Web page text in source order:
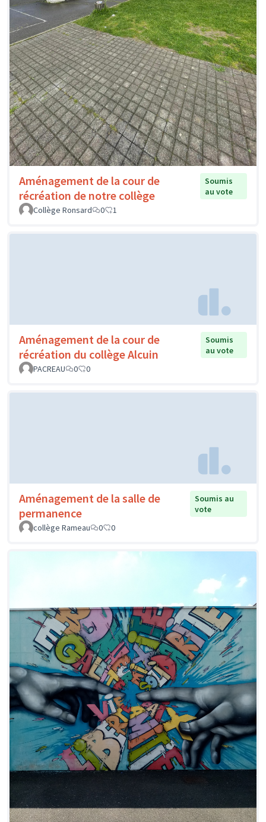
Aménagement de la cour de
récréation de notre collège
Soumis
au vote
Collège Ronsard
0 1
Aménagement de la cour de
récréation du collège Alcuin
Soumis
au vote
PACREAU
0 0
Aménagement de la salle de
permanence
Soumis au
vote
collège Rameau
0 0